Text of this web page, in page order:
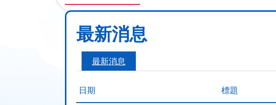
最新消息
最新消息
日期 標題